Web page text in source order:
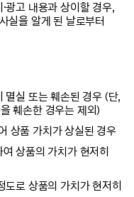
광고 내용과 상이할 경우,
실을 알게 된 날로부터
멸실 또는 훼손된 경우 (단,
훼손한 경우는 제외)
상품 가치가 상실된 경우
상품의 가치가 현저히
도로 상품의 가치가 현저히